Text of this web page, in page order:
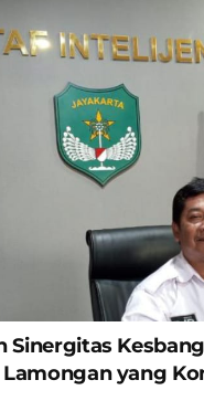
Sinergitas
yang